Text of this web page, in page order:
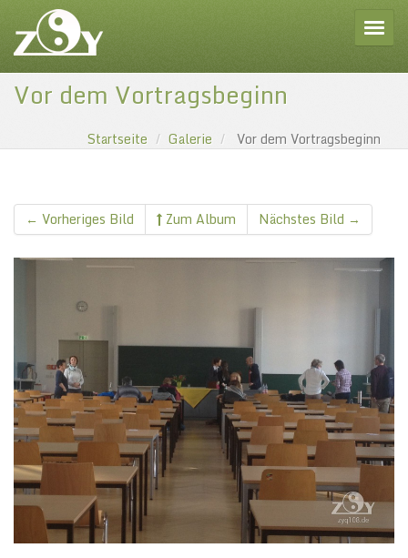
Vor dem Vortragsbeginn
Startseite Galerie Vor dem Vortragsbeginn
← Vorheriges Bild Zum Album Nächstes Bild →